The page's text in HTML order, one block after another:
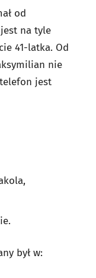
od
na tyle
41-latka. Od
nie
jest
był w: